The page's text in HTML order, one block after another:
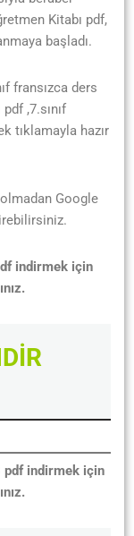
Kitabı pdf,
başladı.
fransızca ders
,7.sınıf
tıklamayla hazır
Google
indirmek için
pdf indirmek için